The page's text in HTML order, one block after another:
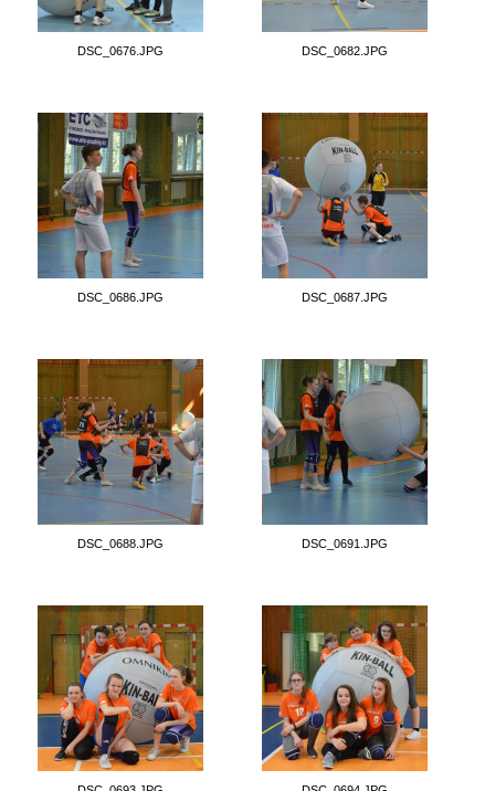
DSC_0676.JPG DSC_0682.JPG
DSC_0686.JPG DSC_0687.JPG
DSC_0688.JPG DSC_0691.JPG